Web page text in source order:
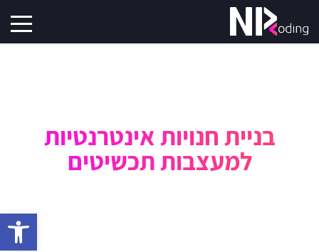
פתח
בניית חנויות אינטרנטיות
למעצבות תכשיטים